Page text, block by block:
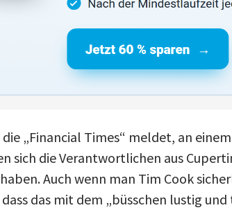
„Financial Times“ meldet, an
sich die Verantwortlichen aus
Auch wenn man Tim Cook
das mit dem „büsschen lustig